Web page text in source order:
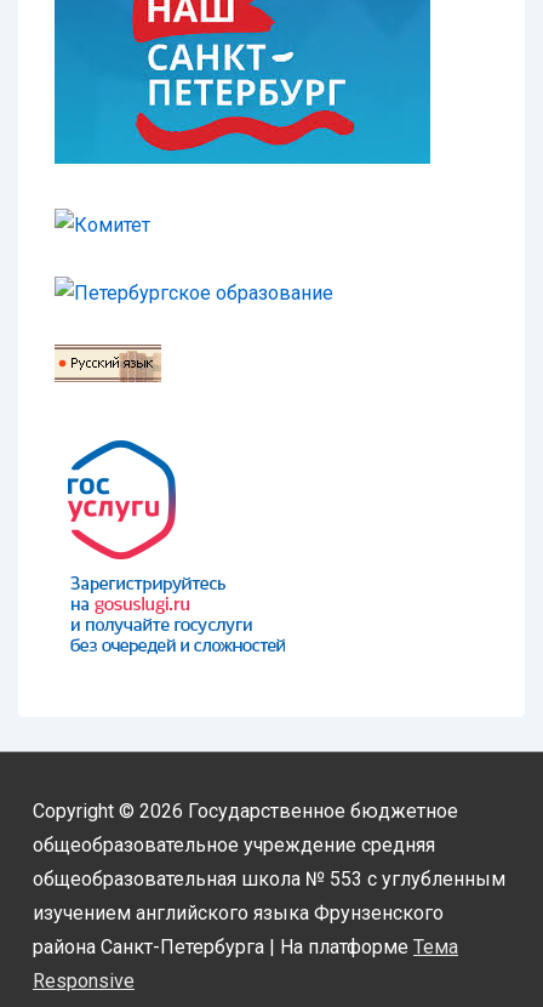
Copyright © 2026 Государственное бюджетное
общеобразовательное учреждение средняя
общеобразовательная школа № 553 с углубленным
изучением английского языка Фрунзенского
района Санкт-Петербурга | На платформе Тема
Responsive